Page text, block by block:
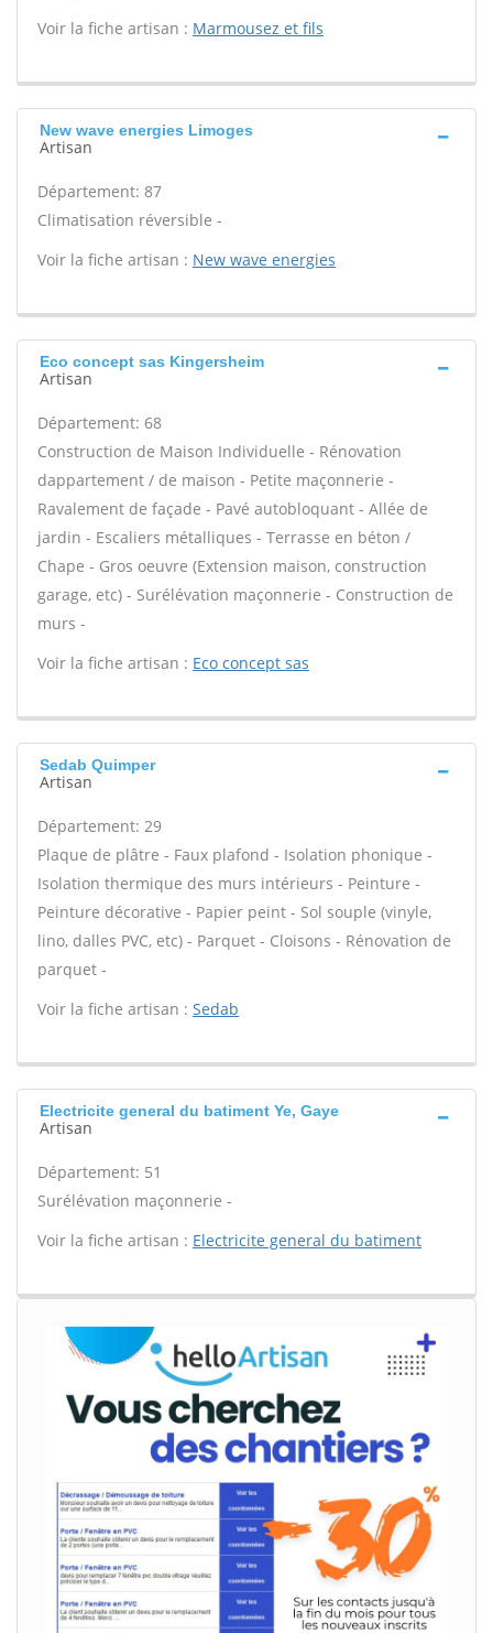
Voir la fiche artisan : Marmousez et fils
New wave energies Limoges
Artisan
Département: 87
Climatisation réversible -
Voir la fiche artisan : New wave energies
Eco concept sas Kingersheim
Artisan
Département: 68
Construction de Maison Individuelle - Rénovation
dappartement / de maison - Petite maçonnerie -
Ravalement de façade - Pavé autobloquant - Allée de
jardin - Escaliers métalliques - Terrasse en béton /
Chape - Gros oeuvre (Extension maison, construction
garage, etc) - Surélévation maçonnerie - Construction de
murs -
Voir la fiche artisan : Eco concept sas
Sedab Quimper
Artisan
Département: 29
Plaque de plâtre - Faux plafond - Isolation phonique -
Isolation thermique des murs intérieurs - Peinture -
Peinture décorative - Papier peint - Sol souple (vinyle,
lino, dalles PVC, etc) - Parquet - Cloisons - Rénovation de
parquet -
Voir la fiche artisan : Sedab
Electricite general du batiment Ye, Gaye
Artisan
Département: 51
Surélévation maçonnerie -
Voir la fiche artisan : Electricite general du batiment